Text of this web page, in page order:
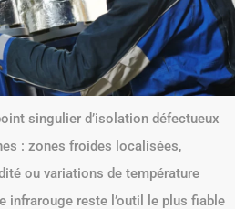
singulier d’isolation défectueux
: zones froides localisées,
ou variations de température
infrarouge reste l’outil le plus fiable